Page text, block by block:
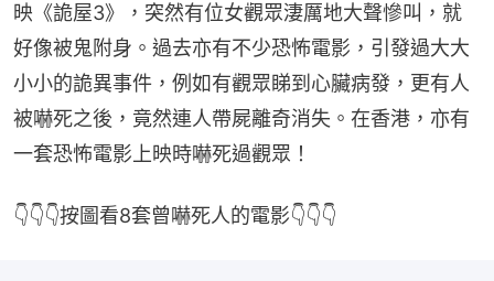
映《詭屋3》，突然有位女觀眾淒厲地大聲慘叫，就
好像被鬼附身。過去亦有不少恐怖電影，引發過大大
小小的詭異事件，例如有觀眾睇到心臟病發，更有人
被嚇死之後，竟然連人帶屍離奇消失。在香港，亦有
一套恐怖電影上映時嚇死過觀眾！
👇👇👇按圖看8套曾嚇死人的電影👇👇👇